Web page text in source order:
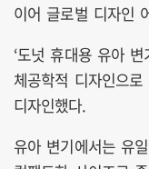
이어 글로벌 디자인
‘도넛 휴대용 유아
체공학적 디자인으
디자인했다.
유아 변기에서는 유